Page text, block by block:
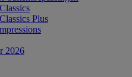
Plus
2026